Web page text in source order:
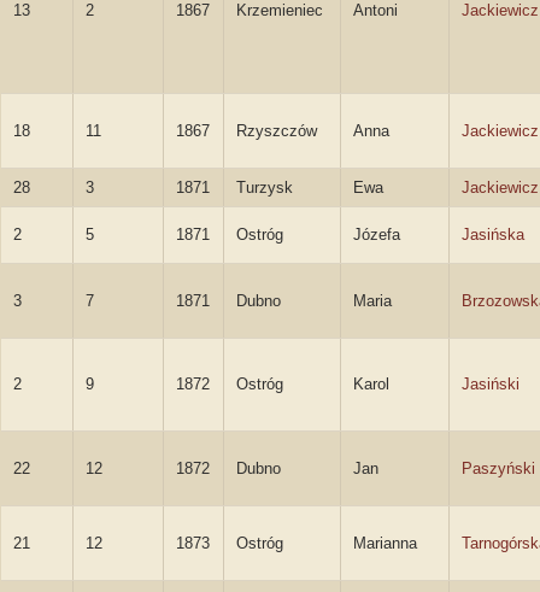
13 2 1867 Krzemieniec Antoni Jackiewicz
18 11 1867 Rzyszczów Anna Jackiewicz
28 3 1871 Turzysk Ewa Jackiewicz
2 5 1871 Ostróg Józefa Jasińska
3 7 1871 Dubno Maria
2 9 1872 Ostróg Karol Jasiński
22 12 1872 Dubno Jan Paszyński
21 12 1873 Ostróg Marianna